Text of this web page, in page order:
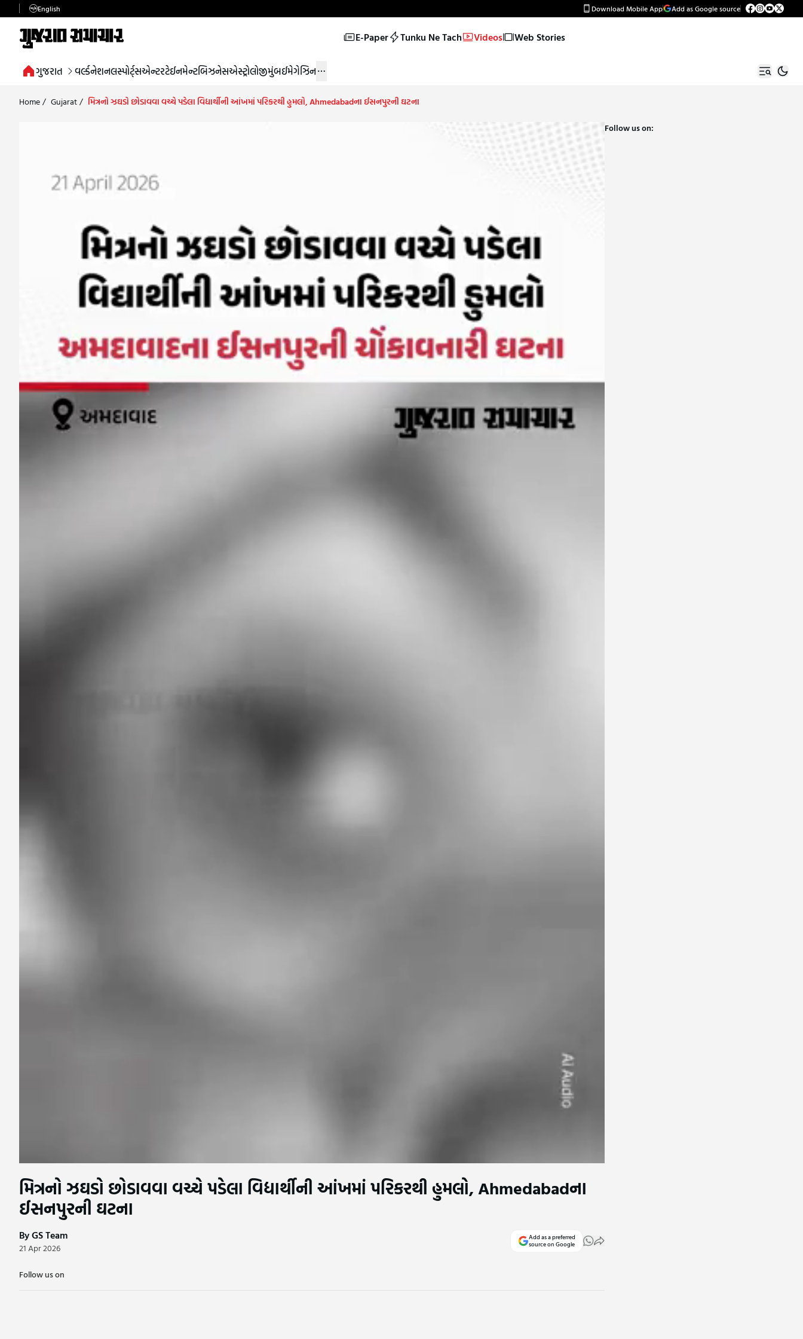
English Download Mobile App Add as Google source
E-Paper Tunku Ne Tach Videos Web Stories
ગુજરાત વર્લ્ડનેશનલસ્પોર્ટ્સએન્ટરટેઈનમેન્ટબિઝનેસએસ્ટ્રોલોજીમુંબઈમેગેઝિન
Home/ Gujarat/ મિત્રનો ઝઘડો છોડાવવા વચ્ચે પડેલા વિદ્યાર્થીની આંખમાં પરિકરથી હુમલો, Ahmedabadના ઈસનપુરની ઘટના
મિત્રનો ઝઘડો છોડાવવા વચ્ચે પડેલા વિદ્યાર્થીની આંખમાં પરિકરથી હુમલો, Ahmedabadના
ઈસનપુરની ઘટના
By GS Team
21 Apr 2026
Add as a preferred
source on Google
Follow us on
Follow us on: